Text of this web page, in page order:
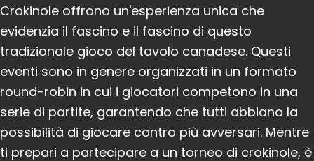
Crokinole offrono un'esperienza unica che
evidenzia il fascino e il fascino di questo
tradizionale gioco del tavolo canadese. Questi
eventi sono in genere organizzati in un formato
round-robin in cui i giocatori competono in una
serie di partite, garantendo che tutti abbiano la
possibilità di giocare contro più avversari. Mentre
ti prepari a partecipare a un torneo di crokinole, è